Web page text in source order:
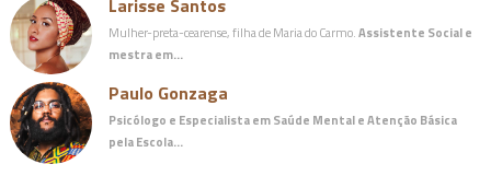
Mulher-preta-cearense, filha de Maria do Carmo.Assistente Social e
mestra em…
Paulo Gonzaga
Psicólogo e Especialista em Saúde Mental e Atenção Básica
pela Escola…